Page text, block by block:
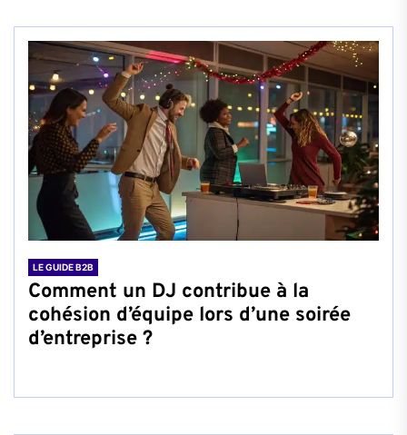
LE GUIDE B2B
Comment un DJ contribue à la
cohésion d’équipe lors d’une soirée
d’entreprise ?